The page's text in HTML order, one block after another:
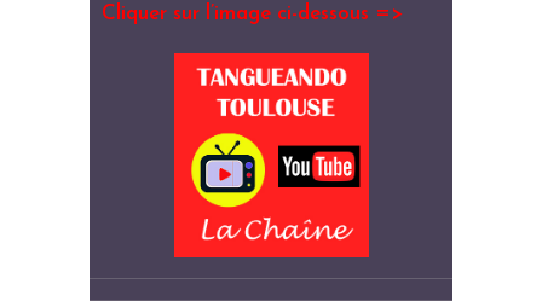
Cliquer sur l’image ci-dessous =>